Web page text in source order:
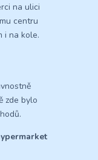
na ulici
centru
i na kole.
zde bylo